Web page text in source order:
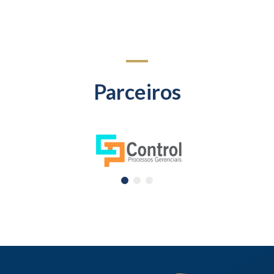
Parceiros